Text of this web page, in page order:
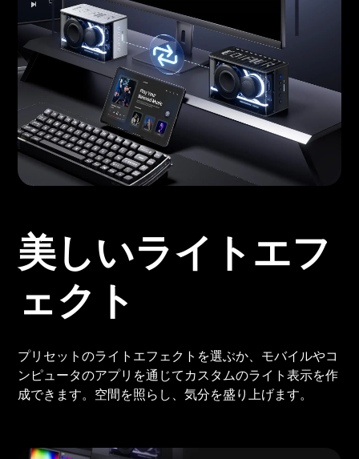
美しいライトエフ
ェクト
プリセットのライトエフェクトを選ぶか、モバイルやコ
ンピュータのアプリを通じてカスタムのライト表示を作
成できます。空間を照らし、気分を盛り上げます。